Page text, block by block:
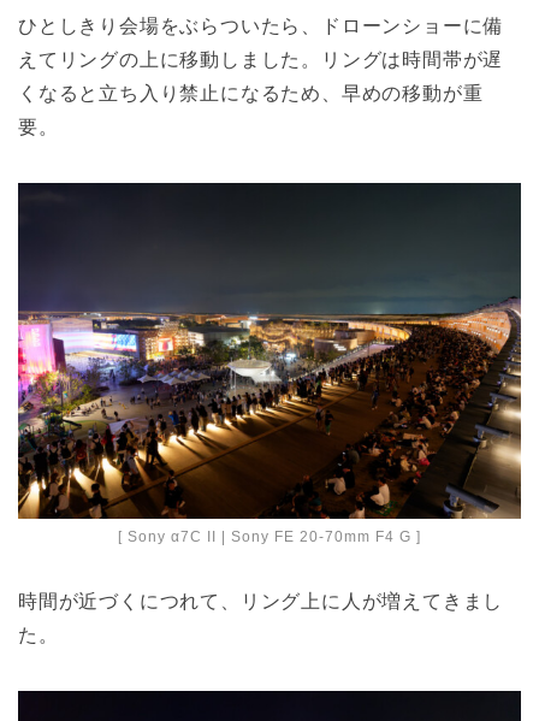
ひとしきり会場をぶらついたら、ドローンショーに備
えてリングの上に移動しました。リングは時間帯が遅
くなると立ち入り禁止になるため、早めの移動が重
要。
[ Sony α7C II | Sony FE 20-70mm F4 G ]
時間が近づくにつれて、リング上に人が増えてきまし
た。